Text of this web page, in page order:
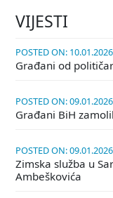
VIJESTI
POSTED ON:
Građani od
POSTED ON:
Građani BiH
POSTED ON:
Zimska služba u
Ambeškovića